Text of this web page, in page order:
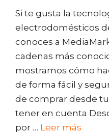
Si te gusta la
electrodomésticos
conoces a
cadenas más
mostramos cómo
de forma fácil y
de comprar desde tu
tener en cuenta
por … Leer más